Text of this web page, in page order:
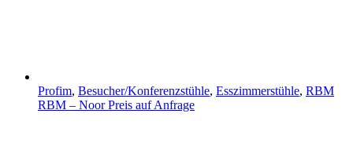
Profim, Besucher/Konferenzstühle, Esszimmerstühle, RBM
RBM – Noor Preis auf Anfrage